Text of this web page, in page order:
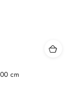
cm